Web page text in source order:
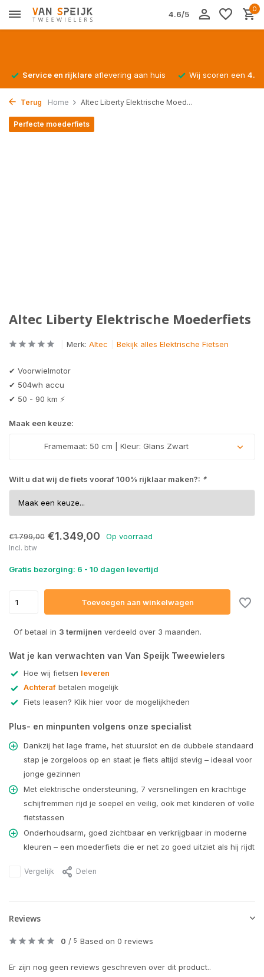
4.6/5
0
Service en rijklare aflevering aan huis Wij scoren een
Terug Home Altec Liberty Elektrische Moed...
Altec Liberty Elektrische Moederfiets
Perfecte moederfiets
Merk: Altec Bekijk alles Elektrische Fietsen
✔ Voorwielmotor
✔ 504wh accu
✔ 50 - 90 km ⚡
Maak een keuze:
Framemaat: 50 cm | Kleur: Glans Zwart
Wilt u dat wij de fiets vooraf 100% rijklaar maken?: *
€1.799,00 €1.349,00 Op voorraad
Incl. btw
Gratis bezorging: 6 - 10 dagen levertijd
Toevoegen aan winkelwagen
Of betaal in 3 termijnen verdeeld over 3 maanden.
Wat je kan verwachten van Van Speijk Tweewielers
Hoe wij fietsen leveren
Achteraf betalen mogelijk
Fiets leasen? Klik hier voor de mogelijkheden
Plus- en minpunten volgens onze specialist
Dankzij het lage frame, het stuurslot en de dubbele standaard
stap je zorgeloos op en staat je fiets altijd stevig – ideaal voor
jonge gezinnen
Met elektrische ondersteuning, 7 versnellingen en krachtige
schijfremmen rijd je soepel en veilig, ook met kinderen of volle
fietstassen
Onderhoudsarm, goed zichtbaar en verkrijgbaar in moderne
kleuren – een moederfiets die er net zo goed uitziet als hij rijdt
Vergelijk Delen
Reviews
0 / 5 Based on 0 reviews
Er zijn nog geen reviews geschreven over dit product..